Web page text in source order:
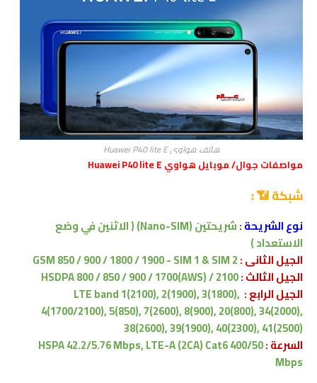
هاتف هواوي Huawei P40 lite E
مواصفات جوال/ موبايل هواوي Huawei P40 lite E
شبكة 📶:
نوع الشريحة:شريحتين(Nano-SIM)
( الاثنين في وضع
الاستعداد )
الجيل الثانى :GSM 850 / 900 / 1800 / 1900 - SIM 1 & SIM 2
الجيل الثالث :HSDPA 800 / 850 / 900 / 1700(AWS) / 2100
الجيل الرابع : LTE band 1(2100), 2(1900), 3(1800),
4(1700/2100), 5(850), 7(2600), 8(900), 20(800), 34(2000),
38(2600), 39(1900), 40(2300), 41(2500)
السرعة :HSPA 42.2/5.76 Mbps, LTE-A (2CA) Cat6 400/50
Mbps